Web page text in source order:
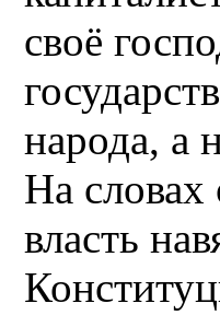
своё
народа, а
На
власть